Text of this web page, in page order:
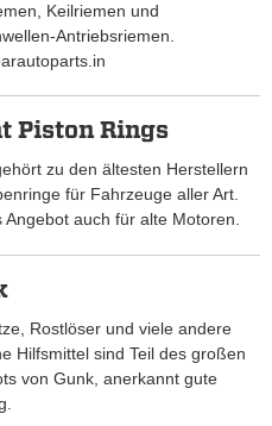
Keilriemen und
Antriebsriemen.
Piston Rings
zu den ältesten Herstellern
für Fahrzeuge aller Art.
Angebot auch für alte Motoren.
Rostlöser und viele andere
Hilfsmittel sind Teil des großen
von Gunk, anerkannt gute